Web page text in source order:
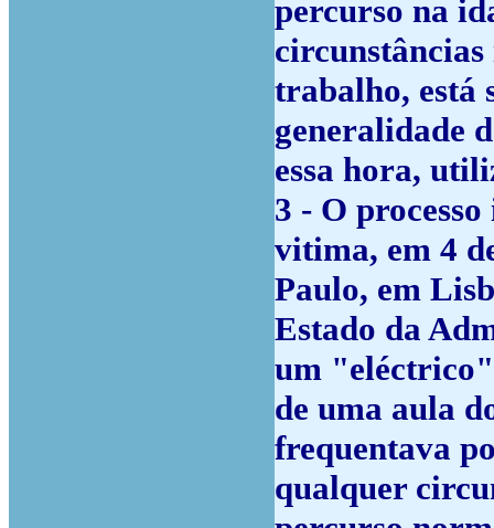
percurso na
circunstâncias
trabalho, está
generalidade
essa hora,
3 - O
vitima, em 4
Paulo, em
Estado da
um
de uma aula
frequentava
qualquer